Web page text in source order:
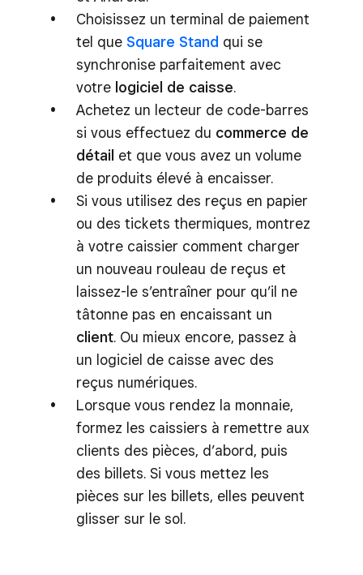
Choisissez un terminal de paiement
tel que Square Stand qui se
synchronise parfaitement avec
votre logiciel de caisse.
Achetez un lecteur de code-barres
si vous effectuez du commerce de
détail et que vous avez un volume
de produits élevé à encaisser.
Si vous utilisez des reçus en papier
ou des tickets thermiques, montrez
à votre caissier comment charger
un nouveau rouleau de reçus et
laissez-le s’entraîner pour qu’il ne
tâtonne pas en encaissant un
client. Ou mieux encore, passez à
un logiciel de caisse avec des
reçus numériques.
Lorsque vous rendez la monnaie,
formez les caissiers à remettre aux
clients des pièces, d’abord, puis
des billets. Si vous mettez les
pièces sur les billets, elles peuvent
glisser sur le sol.